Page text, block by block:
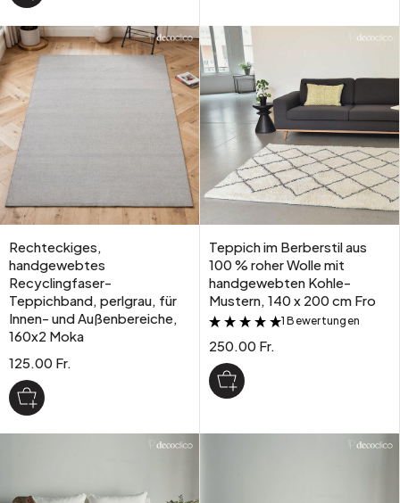
Rechteckiges,
handgewebtes
Recyclingfaser-
Teppichband, perlgrau, für
Innen- und Außenbereiche,
160x2 Moka
125.00 Fr.
Teppich im Berberstil aus
100 % roher Wolle mit
handgewebten Kohle-
Mustern, 140 x 200 cm Fro
&
1 Bewertungen
250.00 Fr.